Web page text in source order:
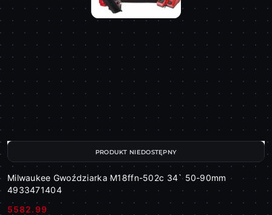
Milwaukee Gwoździarka M18ffn-502c 34` 50-90mm
4933471404
5582.99
PRODUKT NIEDOSTĘPNY